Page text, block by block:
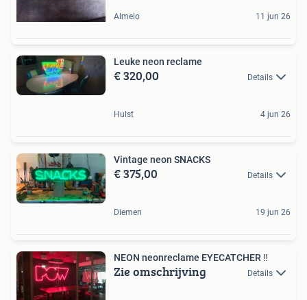
Almelo 11 jun 26
Leuke neon reclame
€ 320,00 Details
Hulst 4 jun 26
Vintage neon SNACKS
€ 375,00 Details
Diemen 19 jun 26
NEON neonreclame EYECATCHER ‼️
Zie omschrijving Details